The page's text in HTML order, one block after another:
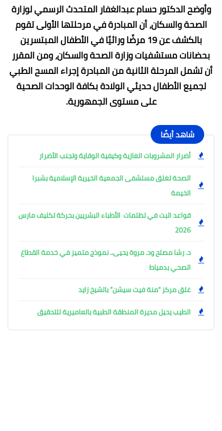
وأوضح الدكتور حسام عبدالغفار المتحدث الرسمي لوزارة
الصحة والسكان، أن المبادرة في مرحلتها الأولى تقوم
بالكشف عن 19 مرضًا وراثيًا في الأطفال المبتسرين
بحضانات مستشفيات وزارة الصحة والسكان، ومن المقرر
أن تشمل المرحلة الثانية من المبادرة إجراء المسح الطبي
لجميع الأطفال حديثي الولادة بكافة الوحدات الصحية
على مستوى الجمهورية.
شاهد أيضًا
أضرار المشروبات الغازية وكيفية الوقاية وتجنب الأضرار
الصحة تغلق مستشفى الجمعية الخيرية الإسلامية بشبرا
الخيمة
قواعد البت في تظلمات الأطباء البشريين بحركة تكليف مارس
2026
د. رشا مصلح ود. مروة يحيى.. نموذج متميز في خدمة القطاع
الصحي بدمياط
غلق مركز “منة فيت سيشن” بالشيخ زايد
الطيب يحيل مديرة المنطقة الطبية بالعاميرية للتحقيق